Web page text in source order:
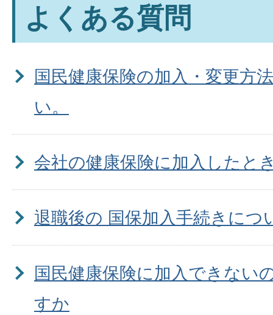
よくある質問
国民健康保険の加入・変更方
い。
会社の健康保険に加入したと
退職後の 国保加入手続きにつ
国民健康保険に加入できない
すか